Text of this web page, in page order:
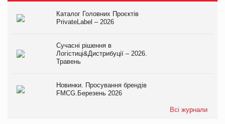
Каталог Головних Проєктів
PrivateLabel – 2026
Сучасні рішення в
Логістиці&Дистрибуції – 2026.
Травень
Новинки. Просування брендів
FMCG.Березень 2026
Всі журнали